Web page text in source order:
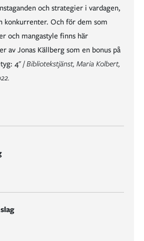
och strategier i vardagen,
konkurrenter. Och för dem som
och mangastyle finns här
av Jonas Källberg som en bonus på
4" /Bibliotekstjänst, Maria Kolbert,